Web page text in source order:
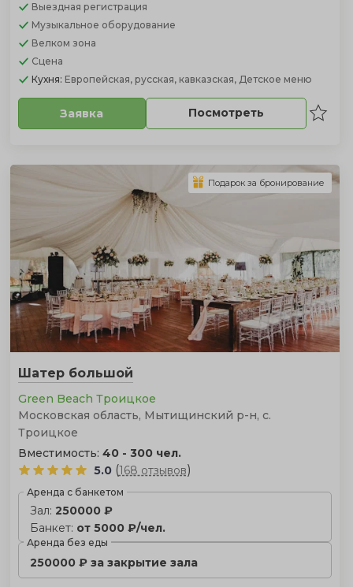
Выездная регистрация
Музыкальное оборудование
Велком зона
Сцена
Кухня: Европейская, русская, кавказская, Детское меню
Заявка Посмотреть
Шатер большой
Green Beach Троицкое
Московская область, Мытищинский р-н, с.
Троицкое
Вместимость: 40 - 300 чел.
5.0 (168 отзывов)
Аренда с банкетом
Зал: 250000 ₽
Банкет: от 5000 ₽/чел.
Аренда без еды
250000 ₽ за закрытие зала
Подарок за бронирование